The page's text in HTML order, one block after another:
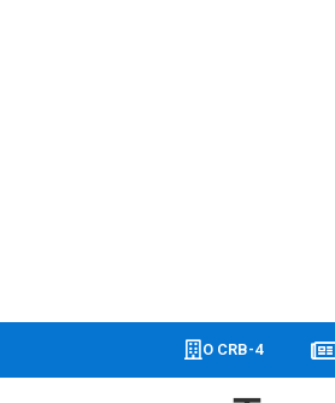
O CRB-4